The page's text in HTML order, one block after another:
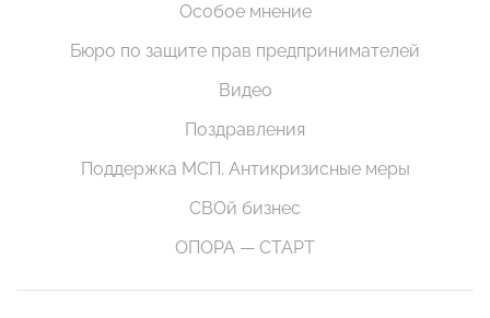
Особое мнение
Бюро по защите прав предпринимателей
Видео
Поздравления
Поддержка МСП. Антикризисные меры
СВОй бизнес
ОПОРА — СТАРТ